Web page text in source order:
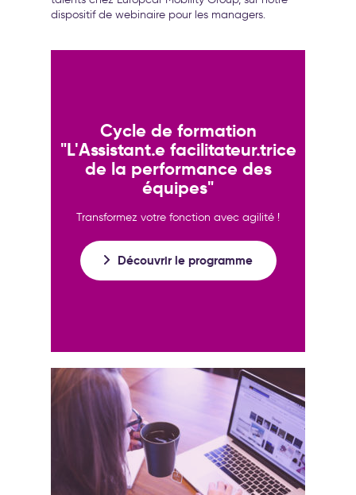
dispositif de webinaire pour les managers.
Cycle de formation
"L'Assistant.e facilitateur.trice
de la performance des
équipes"
Transformez votre fonction avec agilité !
Découvrir le programme